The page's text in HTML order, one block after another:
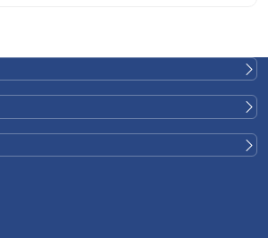
或无力。 椎间盘突出症状 症状因椎间
压程度而异。常见症状包括： 如果不及
时间推移而加重，并可能导致： 椎间盘
突出症的诊断 诊断通常从病史询问和
查可能包括： 治疗方案 对于轻度或
于更严重或持续存在的症状： 如果病
善或加重，例如出现放射性腿痛、睡眠
便失禁等症状，医生可能会建议您进
，这是一种微创脊柱手术。 内镜下椎